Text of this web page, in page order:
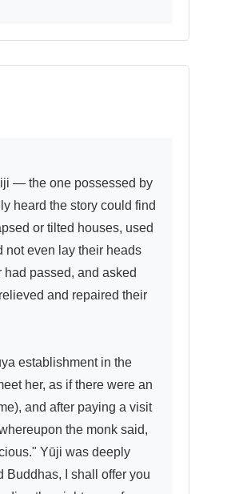
heard the story could find
or tilted houses, used
not even lay their heads
passed, and asked
and repaired their
establishment in the
her, as if there were an
and after paying a visit
the monk said,
Yūji was deeply
Buddhas, I shall offer you